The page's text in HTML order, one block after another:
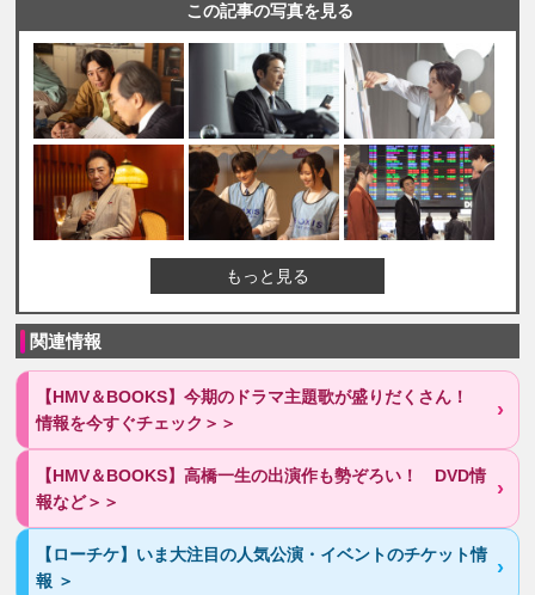
この記事の写真を見る
もっと見る
関連情報
【HMV＆BOOKS】今期のドラマ主題歌が盛りだくさん！
情報を今すぐチェック＞＞
【HMV＆BOOKS】高橋一生の出演作も勢ぞろい！ DVD情
報など＞＞
【ローチケ】いま大注目の人気公演・イベントのチケット情
報 ＞